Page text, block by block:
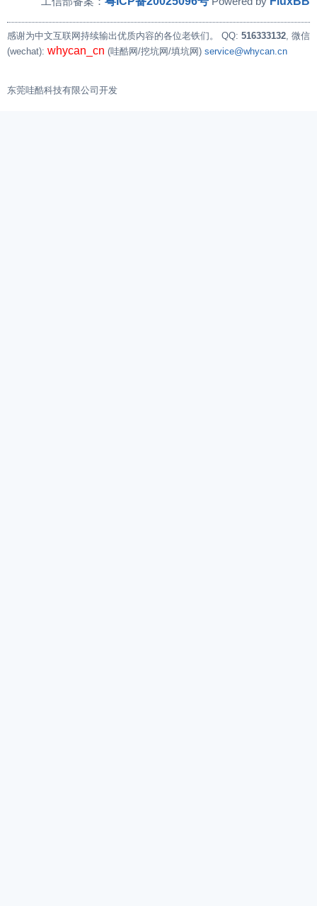
感谢为中文互联网持续输出优质内容的各位老铁们。 QQ: 516333132 , 微信
(wechat): whycan_cn (哇酷网/挖坑网/填坑网) service@whycan.cn
东莞哇酷科技有限公司开发